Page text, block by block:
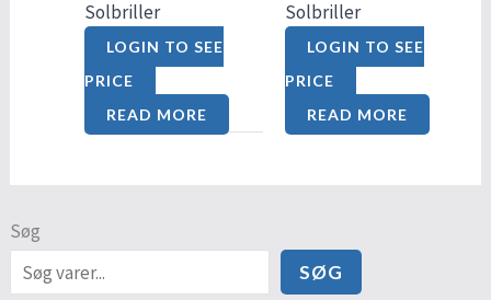
Søg
SØG
Solbriller
LOGIN TO SEE
PRICE
READ MORE
Solbriller
LOGIN TO SEE
PRICE
READ MORE